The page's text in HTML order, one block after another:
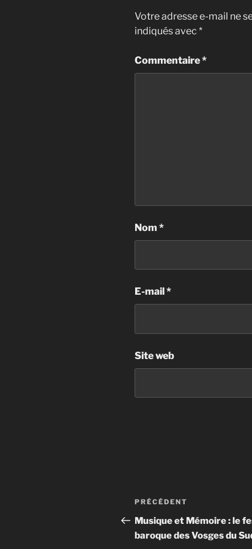
Votre adresse e-mail ne
indiqués avec *
Commentaire*
Nom *
E-mail *
Site web
Navigation
de
l’article
Article
précédent
PRÉCÉDENT
Musique et Mémoire : le
baroque des Vosges du